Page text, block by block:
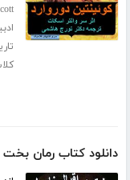
دانلود کتاب رمان بخت